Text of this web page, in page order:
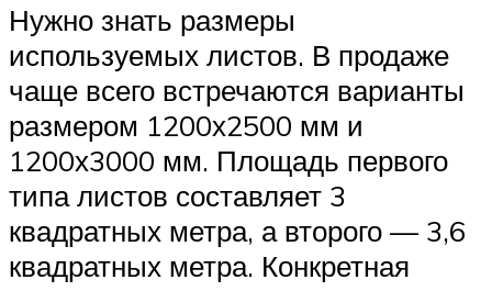
Нужно знать размеры
используемых листов. В продаже
чаще всего встречаются варианты
размером 1200х2500 мм и
1200х3000 мм. Площадь первого
типа листов составляет 3
квадратных метра, а второго — 3,6
квадратных метра. Конкретная